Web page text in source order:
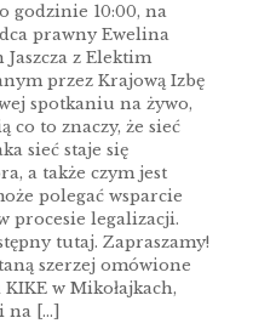
godzinie 10:00, na
prawny Ewelina
z Elektim
przez Krajową Izbę
spotkaniu na żywo,
co to znaczy, że sieć
sieć staje się
a także czym jest
polegać wsparcie
procesie legalizacji.
tutaj. Zapraszamy!
szerzej omówione
w Mikołajkach,
na […]